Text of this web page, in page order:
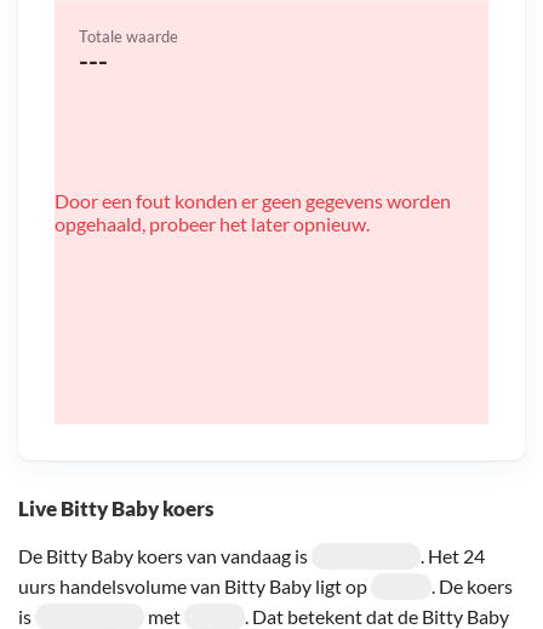
Live Bitty Baby koers
De Bitty Baby koers van vandaag is
. Het 24
uurs handelsvolume van Bitty Baby ligt op
. De koers
is
met
. Dat betekent dat de Bitty Baby
Totale waarde
---
Door een fout konden er geen gegevens worden
opgehaald, probeer het later opnieuw.